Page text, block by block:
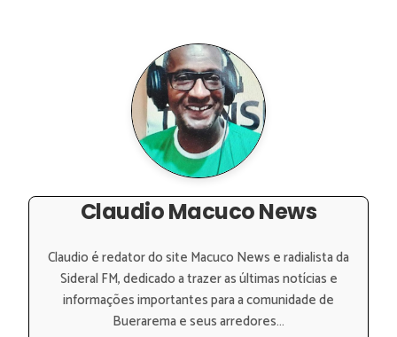
Claudio Macuco News
Claudio é redator do site Macuco News e radialista da
Sideral FM, dedicado a trazer as últimas notícias e
informações importantes para a comunidade de
Buerarema e seus arredores...